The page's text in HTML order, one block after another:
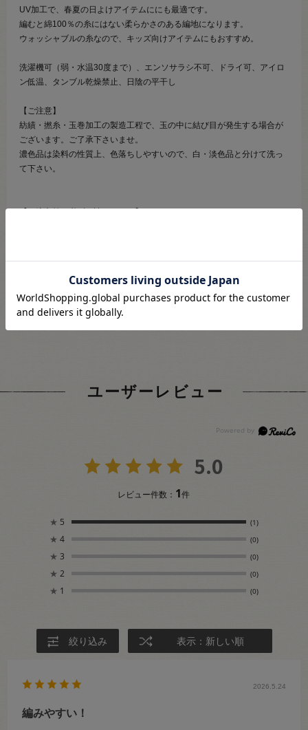
UV加工で、春夏の日よけアイテムににも最適です。
編むと綿100％の糸にはない柔らかさのある編地になります。
ウォッシャブルの糸なので、キッズ向けアイテムにもおすすめ。
洗濯機可（弱・水温30度まで）、エンソサラシ不可、ドライ可、アイロ
ン低温、タンブル乾燥禁止、日陰の平干し
【ご注意】
紡績・撚糸・玉巻加工の製造工程で、玉の中に結び目が発生する場合が
ございます。ご了承下さいませ。
濃色品は染料の性質上、色落ちしやすいので、白・淡色品と分けて洗っ
て下さい。
【ご注文前に必ずお読み下さい】
・当社の他オンラインショップと在庫を共有しており、注文が確定して
も完売･欠品の場合があります。予めご了承下さい。
ユーザーレビュー
5.0
レビュー件数： 1件
★ 5 (1)
★ 4 (0)
★ 3 (0)
★ 2 (0)
★ 1 (0)
絞り込み 表示：新しい順
2026.5.24
編みやすい！